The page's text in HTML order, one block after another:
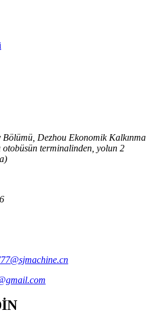
Bölümü, Dezhou Ekonomik Kalkınma
otobüsün terminalinden, yolun 2